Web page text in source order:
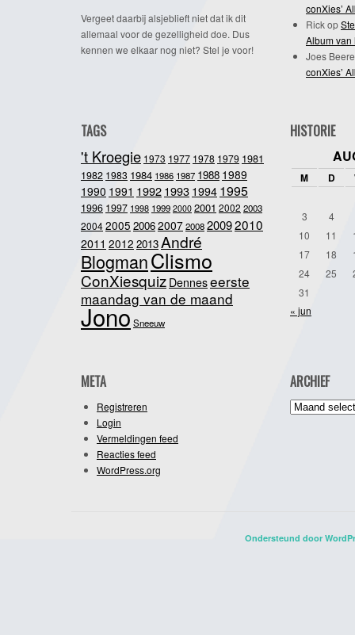
Vergeet daarbij alsjeblieft niet dat ik dit
allemaal voor de gezelligheid doe. Dus
kennen we elkaar nog niet? Stel je voor!
conXies’
Rickop
Album van
Joes
conXies’
TAGS
't Kroegie 1973 1977 1978 1979 1981
1982 1983 1984 1986 1987 1988 1989
1990 1991 19921993 1994 1995
1996 1997 1998 1999 2000 2001 2002 2003
20042005 20062007200820092010
2011 2012 2013André
BlogmanClismo
ConXiesquiz Denneseerste
maandag van de maand
JonoSneeuw
HISTORIE
M D
3
4
10
11
17
18
24
25
31
« jun
META
Registreren
Login
Vermeldingen feed
Reacties feed
WordPress.org
ARCHIEF
Archief
Ondersteund door